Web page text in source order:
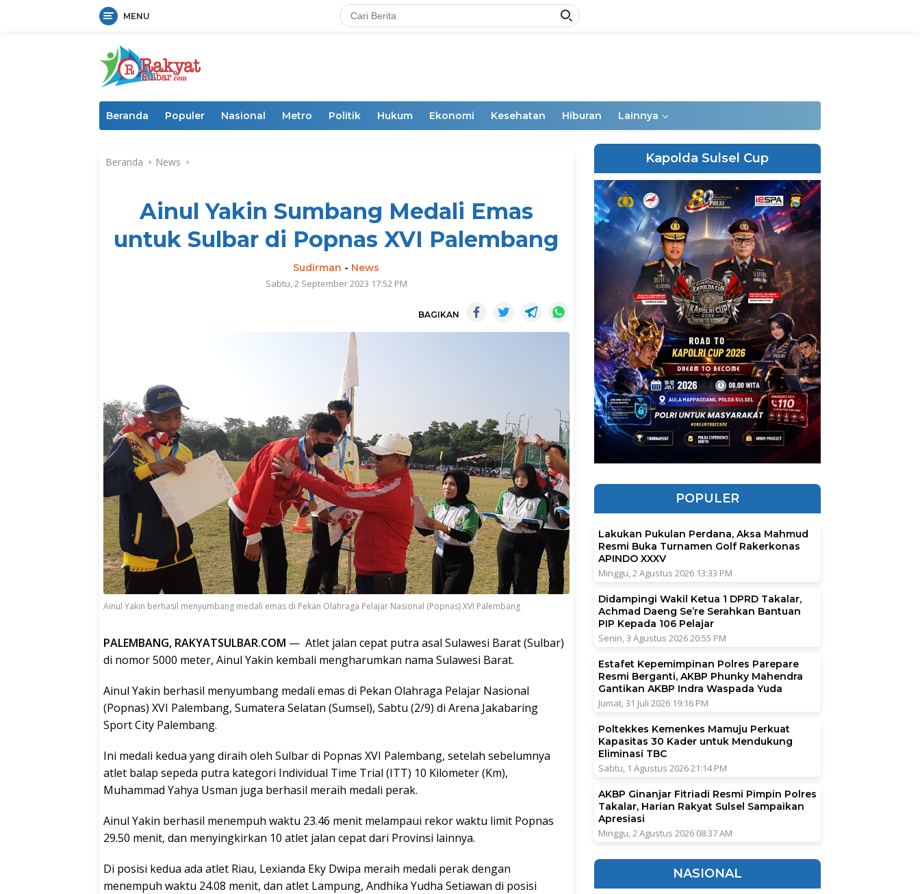
MENU
Beranda Populer Nasional Metro Politik Hukum Ekonomi Kesehatan Hiburan Lainnya
Beranda News
Ainul Yakin Sumbang Medali Emas
untuk Sulbar di Popnas XVI Palembang
Sudirman - News
Sabtu, 2 September 2023 17:52 PM
BAGIKAN
Ainul Yakin berhasil menyumbang medali emas di Pekan Olahraga Pelajar Nasional (Popnas) XVI Palembang
PALEMBANG, RAKYATSULBAR.COM — Atlet jalan cepat putra asal Sulawesi Barat (Sulbar)
di nomor 5000 meter, Ainul Yakin kembali mengharumkan nama Sulawesi Barat.
Ainul Yakin berhasil menyumbang medali emas di Pekan Olahraga Pelajar Nasional
(Popnas) XVI Palembang, Sumatera Selatan (Sumsel), Sabtu (2/9) di Arena Jakabaring
Sport City Palembang.
Ini medali kedua yang diraih oleh Sulbar di Popnas XVI Palembang, setelah sebelumnya
atlet balap sepeda putra kategori Individual Time Trial (ITT) 10 Kilometer (Km),
Muhammad Yahya Usman juga berhasil meraih medali perak.
Ainul Yakin berhasil menempuh waktu 23.46 menit melampaui rekor waktu limit Popnas
29.50 menit, dan menyingkirkan 10 atlet jalan cepat dari Provinsi lainnya.
Di posisi kedua ada atlet Riau, Lexianda Eky Dwipa meraih medali perak dengan
menempuh waktu 24.08 menit, dan atlet Lampung, Andhika Yudha Setiawan di posisi
Kapolda Sulsel Cup
POPULER
Lakukan Pukulan Perdana, Aksa Mahmud
Resmi Buka Turnamen Golf Rakerkonas
APINDO XXXV
Minggu, 2 Agustus 2026 13:33 PM
Didampingi Wakil Ketua 1 DPRD Takalar,
Achmad Daeng Se’re Serahkan Bantuan
PIP Kepada 106 Pelajar
Senin, 3 Agustus 2026 20:55 PM
Estafet Kepemimpinan Polres Parepare
Resmi Berganti, AKBP Phunky Mahendra
Gantikan AKBP Indra Waspada Yuda
Jumat, 31 Juli 2026 19:16 PM
Poltekkes Kemenkes Mamuju Perkuat
Kapasitas 30 Kader untuk Mendukung
Eliminasi TBC
Sabtu, 1 Agustus 2026 21:14 PM
AKBP Ginanjar Fitriadi Resmi Pimpin Polres
Takalar, Harian Rakyat Sulsel Sampaikan
Apresiasi
Minggu, 2 Agustus 2026 08:37 AM
NASIONAL